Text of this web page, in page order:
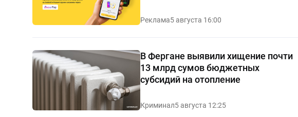
Реклама5 августа 16:00
В Фергане выявили хищение почти
13 млрд сумов бюджетных
субсидий на отопление
Криминал5 августа 12:25